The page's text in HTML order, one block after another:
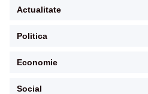
Actualitate
Politica
Economie
Social